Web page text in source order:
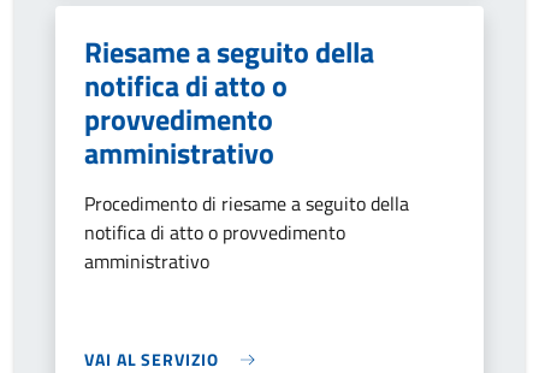
Riesame a seguito della
notifica di atto o
provvedimento
amministrativo
Procedimento di riesame a seguito della
notifica di atto o provvedimento
amministrativo
VAI AL SERVIZIO